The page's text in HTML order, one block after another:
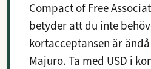
Compact of Free
betyder att du inte
kortacceptansen är
Majuro. Ta med USD i